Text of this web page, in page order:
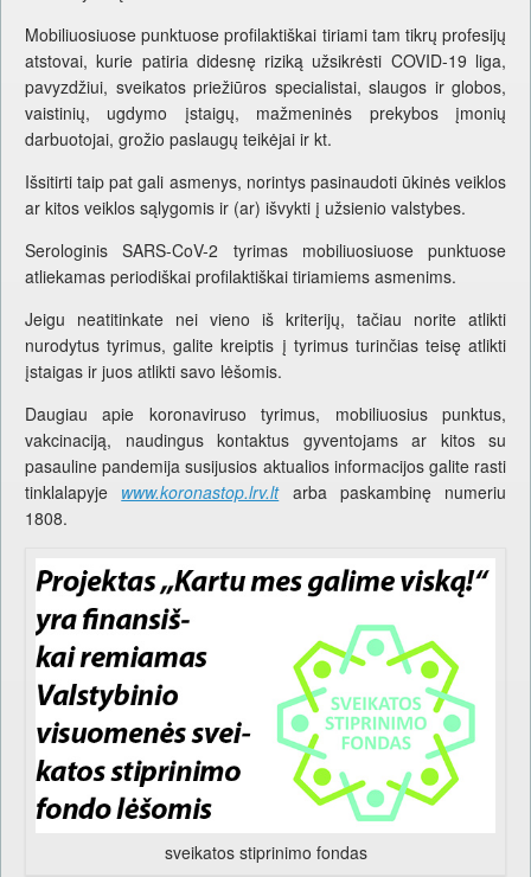
Mobiliuosiuose punktuose profilaktiškai tiriami tam tikrų profesijų
atstovai, kurie patiria didesnę riziką užsikrėsti COVID-19 liga,
pavyzdžiui, sveikatos priežiūros specialistai, slaugos ir globos,
vaistinių, ugdymo įstaigų, mažmeninės prekybos įmonių
darbuotojai, grožio paslaugų teikėjai ir kt.
Išsitirti taip pat gali asmenys, norintys pasinaudoti ūkinės veiklos
ar kitos veiklos sąlygomis ir (ar) išvykti į užsienio valstybes.
Serologinis SARS-CoV-2 tyrimas mobiliuosiuose punktuose
atliekamas periodiškai profilaktiškai tiriamiems asmenims.
Jeigu neatitinkate nei vieno iš kriterijų, tačiau norite atlikti
nurodytus tyrimus, galite kreiptis į tyrimus turinčias teisę atlikti
įstaigas ir juos atlikti savo lėšomis.
Daugiau apie koronaviruso tyrimus, mobiliuosius punktus,
vakcinaciją, naudingus kontaktus gyventojams ar kitos su
pasauline pandemija susijusios aktualios informacijos galite rasti
tinklalapyje www.koronastop.lrv.ltarba paskambinę numeriu
1808.
sveikatos stiprinimo fondas